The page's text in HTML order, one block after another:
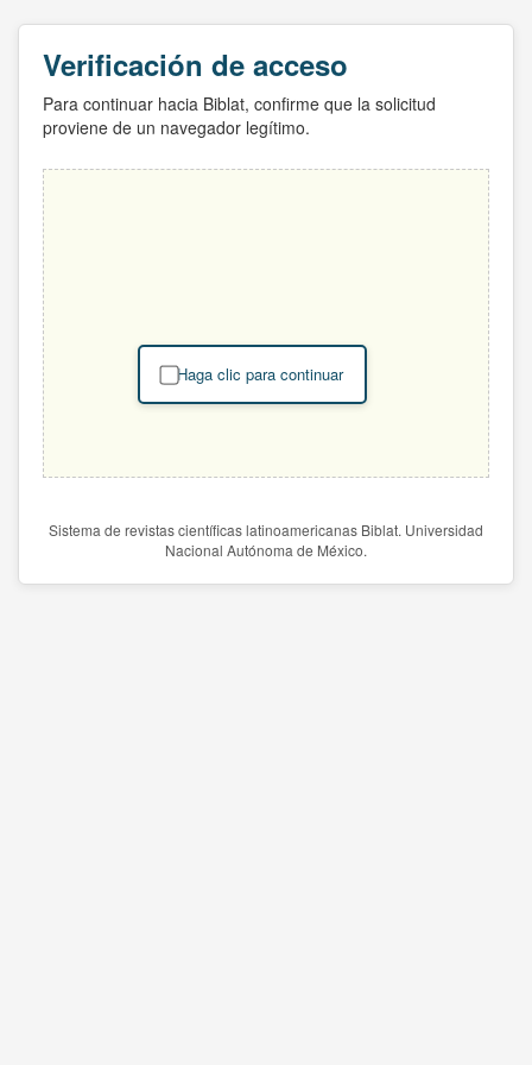
Verificación de acceso
Para continuar hacia Biblat, confirme que la solicitud
proviene de un navegador legítimo.
Haga clic para continuar
Sistema de revistas científicas latinoamericanas Biblat. Universidad
Nacional Autónoma de México.